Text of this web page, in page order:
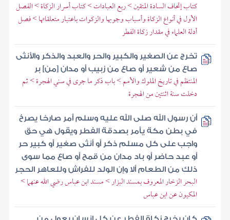
كتاب إتحاف السادة المتقين > ربع العبادات > كتاب أسرار الزكاة > الفصل
الأول في أنواع الزكاة وأسباب وجوبها والزكوات باعتبار متعلقاتها > فصل
أدلة العلماء في مقدار زكاة الفطر
تخرج عن الصغير والكبير والحر والعبد والذكر والأنثى
صاع من شعير أو صاع من زبيب أو مدان [من] بر
المنتظم في تاريخ الملوك والأمم > باب ذكر ما جرى في سني الهجرة > ثم
دخلت سنة اثنتين من الهجرة
أن رسول الله صلى الله عليه وسلم أمر صارخا يصرخ
في بطن مكة يأمر بصدقة الفطر ويقول هي حق
واجب على كل مسلم ذكر أو أنثى صغير أو كبير حر
أو عبد حاضر أو باد مدان من قمح أو صاع مما سوى
ذلك من الطعام ألا وإن الولد للفراش وللعاهر الحجر
البحر الزخار المعروف بمسند البزار > مسند ابن عباس رضي الله عنهما >
المكيون عن ابن عباس